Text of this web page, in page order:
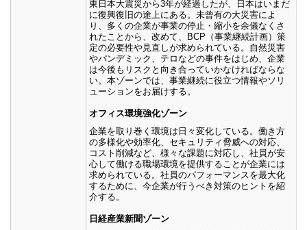
東日本大震災から3年が経過したが、日本はいまだ
に復興復旧の途上にある。未曾有の大災害によ
り、多くの企業が事業の停止・縮小を余儀なくさ
れたことから、改めて、BCP（事業継続計画）策
定の必要性や見直しが求められている。自然災害
やパンデミック、テロなどの事件をはじめ、企業
は今後もリスクと向き合っていかなければならな
い。本ゾーンでは、事業継続に役立つ情報やソリ
ューションをお届けする。
オフィス環境強化ゾーン
企業を取り巻く環境は日々変化している。働き方
の多様化や効率化、セキュリティ脅威への対応、
コスト削減など、様々な課題に対応し、社員が安
心して働ける職場環境を提供することが企業には
求められている。社員のパフォーマンスを最大化
するために、今企業が行うべき対策のヒントを紹
介する。
日経産業新聞ゾーン